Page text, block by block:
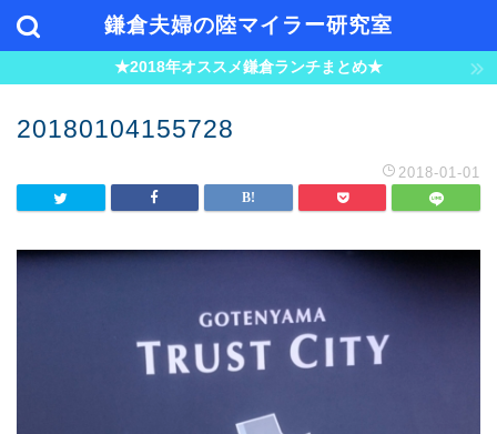
鎌倉夫婦の陸マイラー研究室
★2018年オススメ鎌倉ランチまとめ★
20180104155728
2018-01-01